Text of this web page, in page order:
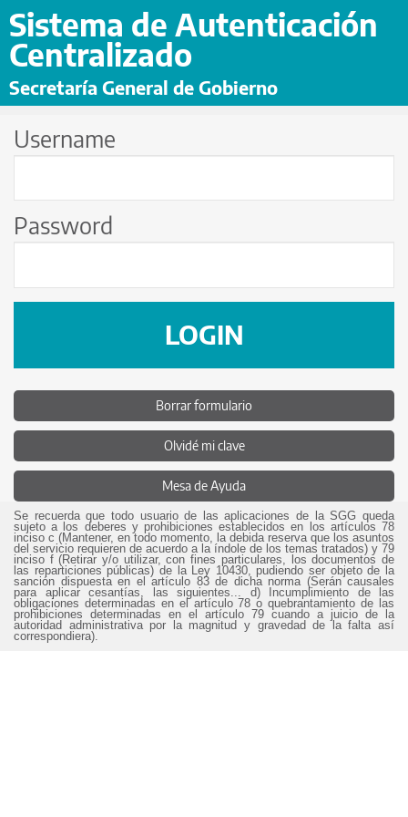
Sistema de Autenticación
Centralizado
Secretaría General de Gobierno
Username
Password
LOGIN
Borrar formulario
Olvidé mi clave
Mesa de Ayuda
Se recuerda que todo usuario de las aplicaciones de la SGG queda
sujeto a los deberes y prohibiciones establecidos en los artículos 78
inciso c (Mantener, en todo momento, la debida reserva que los asuntos
del servicio requieren de acuerdo a la índole de los temas tratados) y 79
inciso f (Retirar y/o utilizar, con fines particulares, los documentos de
las reparticiones públicas) de la Ley 10430, pudiendo ser objeto de la
sanción dispuesta en el artículo 83 de dicha norma (Serán causales
para aplicar cesantías, las siguientes... d) Incumplimiento de las
obligaciones determinadas en el artículo 78 o quebrantamiento de las
prohibiciones determinadas en el artículo 79 cuando a juicio de la
autoridad administrativa por la magnitud y gravedad de la falta así
correspondiera).